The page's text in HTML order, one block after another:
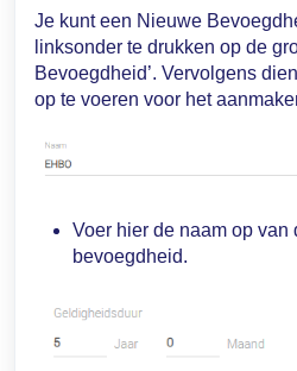
Je kunt een Nieuwe
linksonder te drukken op de
Bevoegdheid’. Vervolgens
op te voeren voor het
Voer hier de naam op van
bevoegdheid.